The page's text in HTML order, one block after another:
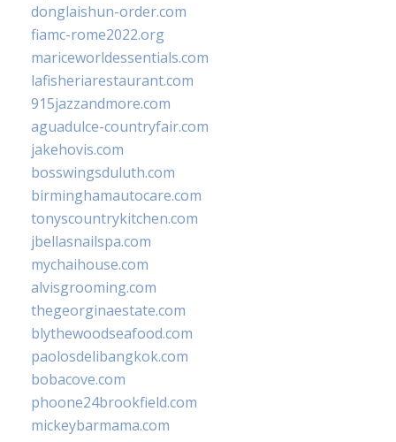
donglaishun-order.com
fiamc-rome2022.org
mariceworldessentials.com
lafisheriarestaurant.com
915jazzandmore.com
aguadulce-countryfair.com
jakehovis.com
bosswingsduluth.com
birminghamautocare.com
tonyscountrykitchen.com
jbellasnailspa.com
mychaihouse.com
alvisgrooming.com
thegeorginaestate.com
blythewoodseafood.com
paolosdelibangkok.com
bobacove.com
phoone24brookfield.com
mickeybarmama.com